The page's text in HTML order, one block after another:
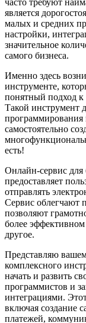
является
малых и средних
настройки,
значительное
самого бизнеса.
Именно здесь
инструменте,
понятный подход
Такой инструмент
программирования
самостоятельно
есть!
Онлайн-сервис для
предоставляет
отправлять
Сервис облегчают
позволяют
более
другое.
Представляю
комплексного
начать и развить
программистов и
интеграциями.
включая создание
платежей,